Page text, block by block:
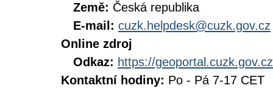
Země: Česká republika
E-mail: cuzk.helpdesk@cuzk.gov.cz
Online zdroj
Odkaz: https://geoportal.cuzk.gov.cz
Kontaktní hodiny: Po - Pá 7-17 CET